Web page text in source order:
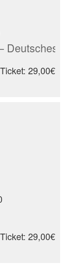
Deutsches
Ticket: 29,00€
Ticket: 29,00€